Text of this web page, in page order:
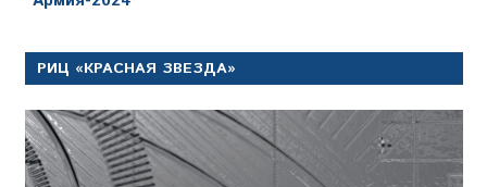
РИЦ «КРАСНАЯ ЗВЕЗДА»